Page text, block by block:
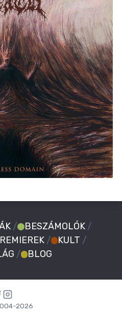
/ BESZÁMOLÓK /
/ KULT /
/ BLOG
2026